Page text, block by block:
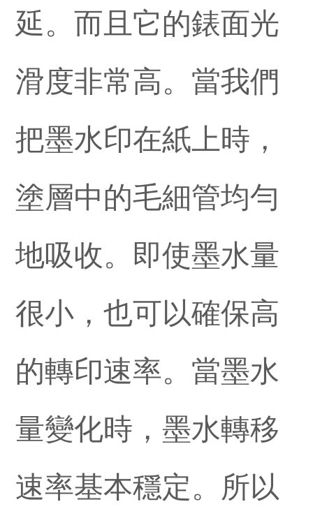
延。而且它的錶面光
滑度非常高。當我們
把墨水印在紙上時，
塗層中的毛細管均勻
地吸收。即使墨水量
很小，也可以確保高
的轉印速率。當墨水
量變化時，墨水轉移
速率基本穩定。所以